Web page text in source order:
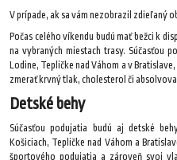
V prípade, ak sa vám nezobrazil zdieľaný
Počas celého víkendu budú mať bežci k
na vybraných miestach trasy. Súčasťou
Lodine, Tepličke nad Váhom a v
zmerať krvný tlak, cholesterol či
Detské behy
Súčasťou podujatia budú aj detské
Košiciach, Tepličke nad Váhom a
športového podujatia a zároveň svoj